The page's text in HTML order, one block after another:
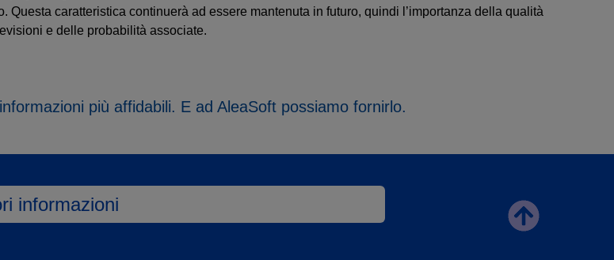
caratteristica continuerà ad essere mantenuta in futuro, quindi l’importanza della qualità
e delle probabilità associate.
più affidabili. E ad AleaSoft possiamo fornirlo.
informazioni